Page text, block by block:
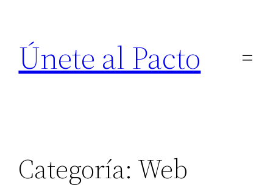
contenido
Únete al Pacto
Categoría: Web